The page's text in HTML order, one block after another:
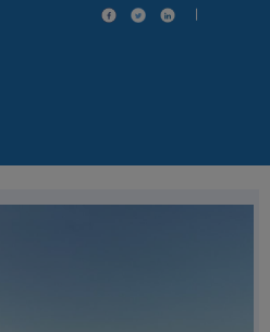
|